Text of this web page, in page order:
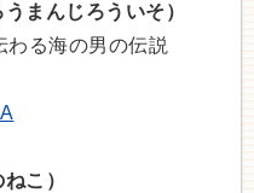
まんじろういそ）
わる海の男の伝説
こ）